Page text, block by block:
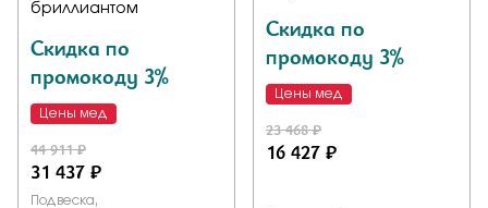
бриллиантом
Скидка по
промокоду 3%
Цены мед
44 911 ₽
31 437 ₽
Подвеска,
Скидка по
промокоду 3%
Цены мед
23 468 ₽
16 427 ₽